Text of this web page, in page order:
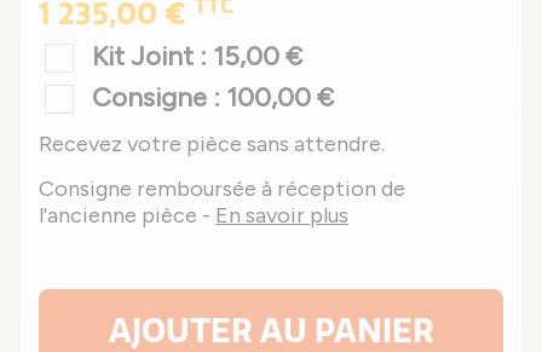
1 235,00 € TTC
Kit Joint : 15,00 €
Consigne : 100,00 €
Recevez votre pièce sans attendre.
Consigne remboursée à réception de
l'ancienne pièce - En savoir plus
AJOUTER AU PANIER